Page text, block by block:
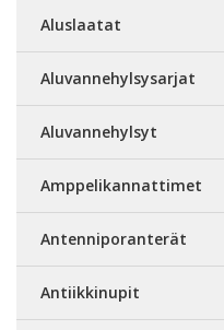
Aluslaatat
Aluvannehylsysarjat
Aluvannehylsyt
Amppelikannattimet
Antenniporanterät
Antiikkinupit